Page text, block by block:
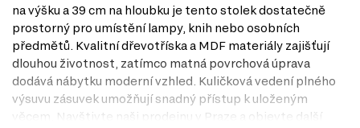
na výšku a 39 cm na hloubku je tento stolek dostatečně
prostorný pro umístění lampy, knih nebo osobních
předmětů. Kvalitní dřevotříska a MDF materiály zajišťují
dlouhou životnost, zatímco matná povrchová úprava
dodává nábytku moderní vzhled. Kuličková vedení plného
výsuvu zásuvek umožňují snadný přístup k uloženým
věcem. Navštivte naši prodejnu v Praze a objevte další